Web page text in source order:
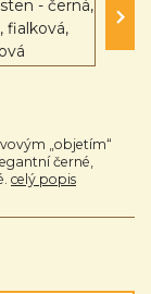
„objetím“
černé,
celý popis